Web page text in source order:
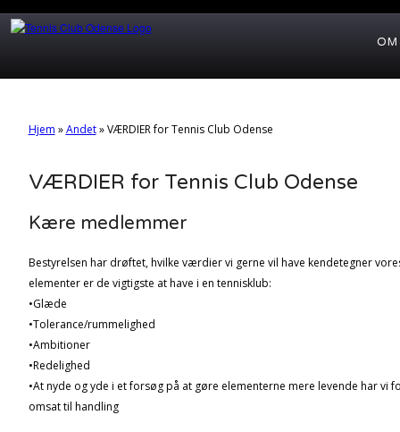
OM
Hjem »Andet»VÆRDIER for Tennis Club Odense
VÆRDIER for Tennis Club Odense
Kære medlemmer
Bestyrelsen har drøftet, hvilke værdier vi gerne vil have kendetegner
elementer er de vigtigste at have i en tennisklub:
•Glæde
•Tolerance/rummelighed
•Ambitioner
•Redelighed
•At nyde og yde i et forsøg på at gøre elementerne mere levende har vi
omsat til handling